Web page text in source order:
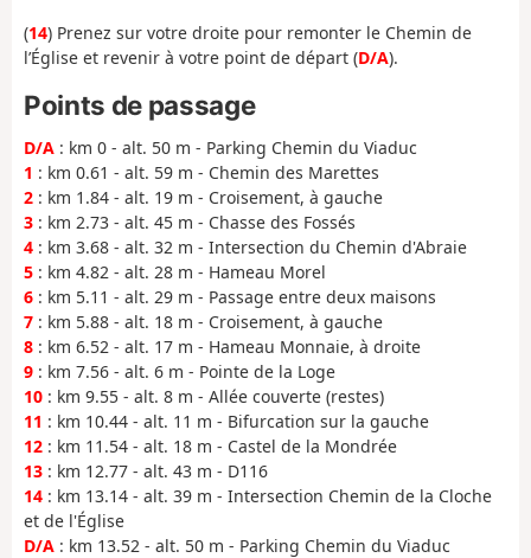
(14) Prenez sur votre droite pour remonter le Chemin de
l’Église et revenir à votre point de départ (D/A).
Points de passage
D/A : km 0 - alt. 50 m - Parking Chemin du Viaduc
1 : km 0.61 - alt. 59 m - Chemin des Marettes
2 : km 1.84 - alt. 19 m - Croisement, à gauche
3 : km 2.73 - alt. 45 m - Chasse des Fossés
4 : km 3.68 - alt. 32 m - Intersection du Chemin d'Abraie
5 : km 4.82 - alt. 28 m - Hameau Morel
6 : km 5.11 - alt. 29 m - Passage entre deux maisons
7 : km 5.88 - alt. 18 m - Croisement, à gauche
8 : km 6.52 - alt. 17 m - Hameau Monnaie, à droite
9 : km 7.56 - alt. 6 m - Pointe de la Loge
10 : km 9.55 - alt. 8 m - Allée couverte (restes)
11 : km 10.44 - alt. 11 m - Bifurcation sur la gauche
12 : km 11.54 - alt. 18 m - Castel de la Mondrée
13 : km 12.77 - alt. 43 m - D116
14 : km 13.14 - alt. 39 m - Intersection Chemin de la Cloche
et de l'Église
D/A : km 13.52 - alt. 50 m - Parking Chemin du Viaduc